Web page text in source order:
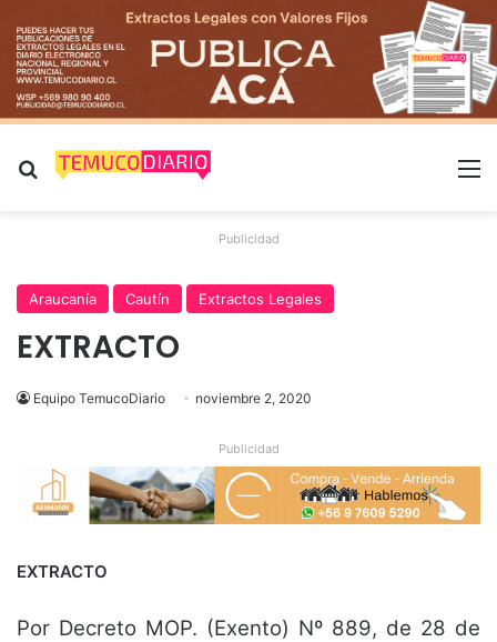
Buscar por
Publicidad
Araucanía Cautín Extractos Legales
EXTRACTO
Equipo TemucoDiario noviembre 2, 2020
Publicidad
EXTRACTO
Por Decreto MOP. (Exento) Nº 889, de 28 de